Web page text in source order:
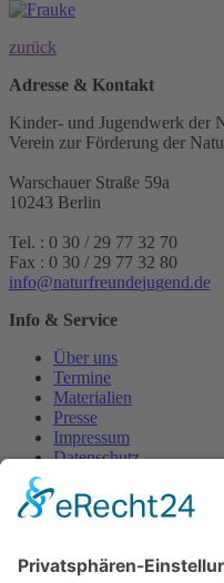
zurück
Adresse & Kontakt
Kinder- und Jugendwerk der
Verein zur Förderung der
Warschauer Straße 59a
10243 Berlin
Tel. : 0 30 / 29 77 32 70
Fax : 0 30 / 29 77 32 80
info naturfreundejugend.de
Info & Service
Über uns
Termine
Materialien
Presse
Impressum
Datenschutz
Reisebedingungen
Ukrainian Page
Turkish Page